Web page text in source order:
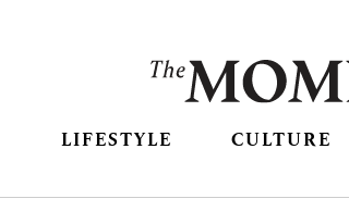
LIFESTYLE CULTURE